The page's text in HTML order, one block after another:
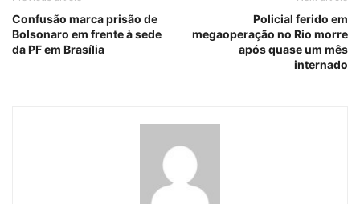
Confusão marca prisão de
Bolsonaro em frente à sede
da PF em Brasília
Policial ferido em
megaoperação no Rio morre
após quase um mês
internado